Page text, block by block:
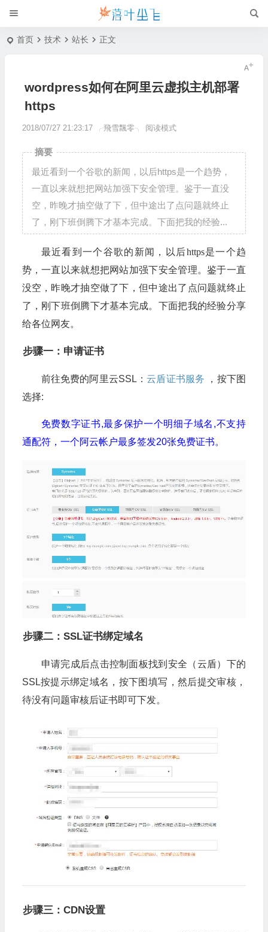
首页 技术 站长 正文
wordpress如何在阿里云虚拟主机部署
https
2018/07/27 21:23:17 ╭飛雪飄零╮ 阅读模式
摘要
最近看到一个谷歌的新闻，以后https是一个趋势，
一直以来就想把网站加强下安全管理。鉴于一直没
空，昨晚才抽空做了下，但中途出了点问题就终止
了，刚下班倒腾下才基本完成。下面把我的经验...
最近看到一个谷歌的新闻，以后https是一个趋
势，一直以来就想把网站加强下安全管理。鉴于一直
没空，昨晚才抽空做了下，但中途出了点问题就终止
了，刚下班倒腾下才基本完成。下面把我的经验分享
给各位网友。
步骤一：申请证书
前往免费的阿里云SSL：云盾证书服务 ，按下图
选择:
免费数字证书,最多保护一个明细子域名,不支持
通配符，一个阿云帐户最多签发20张免费证书。
步骤二：SSL证书绑定域名
申请完成后点击控制面板找到安全（云盾）下的
SSL按提示绑定域名，按下图填写，然后提交审核，
待没有问题审核后证书即可下发。
步骤三：CDN设置